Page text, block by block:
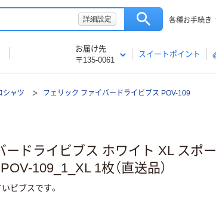
詳細設定 各種お手続き
お届け先
〒135-0061
スイートポイント
シャツ フェリック ファイバードライビブス POV-109
ードライビブス ホワイト XL スポー
109_1_XL 1枚（直送品）
ビブスです。